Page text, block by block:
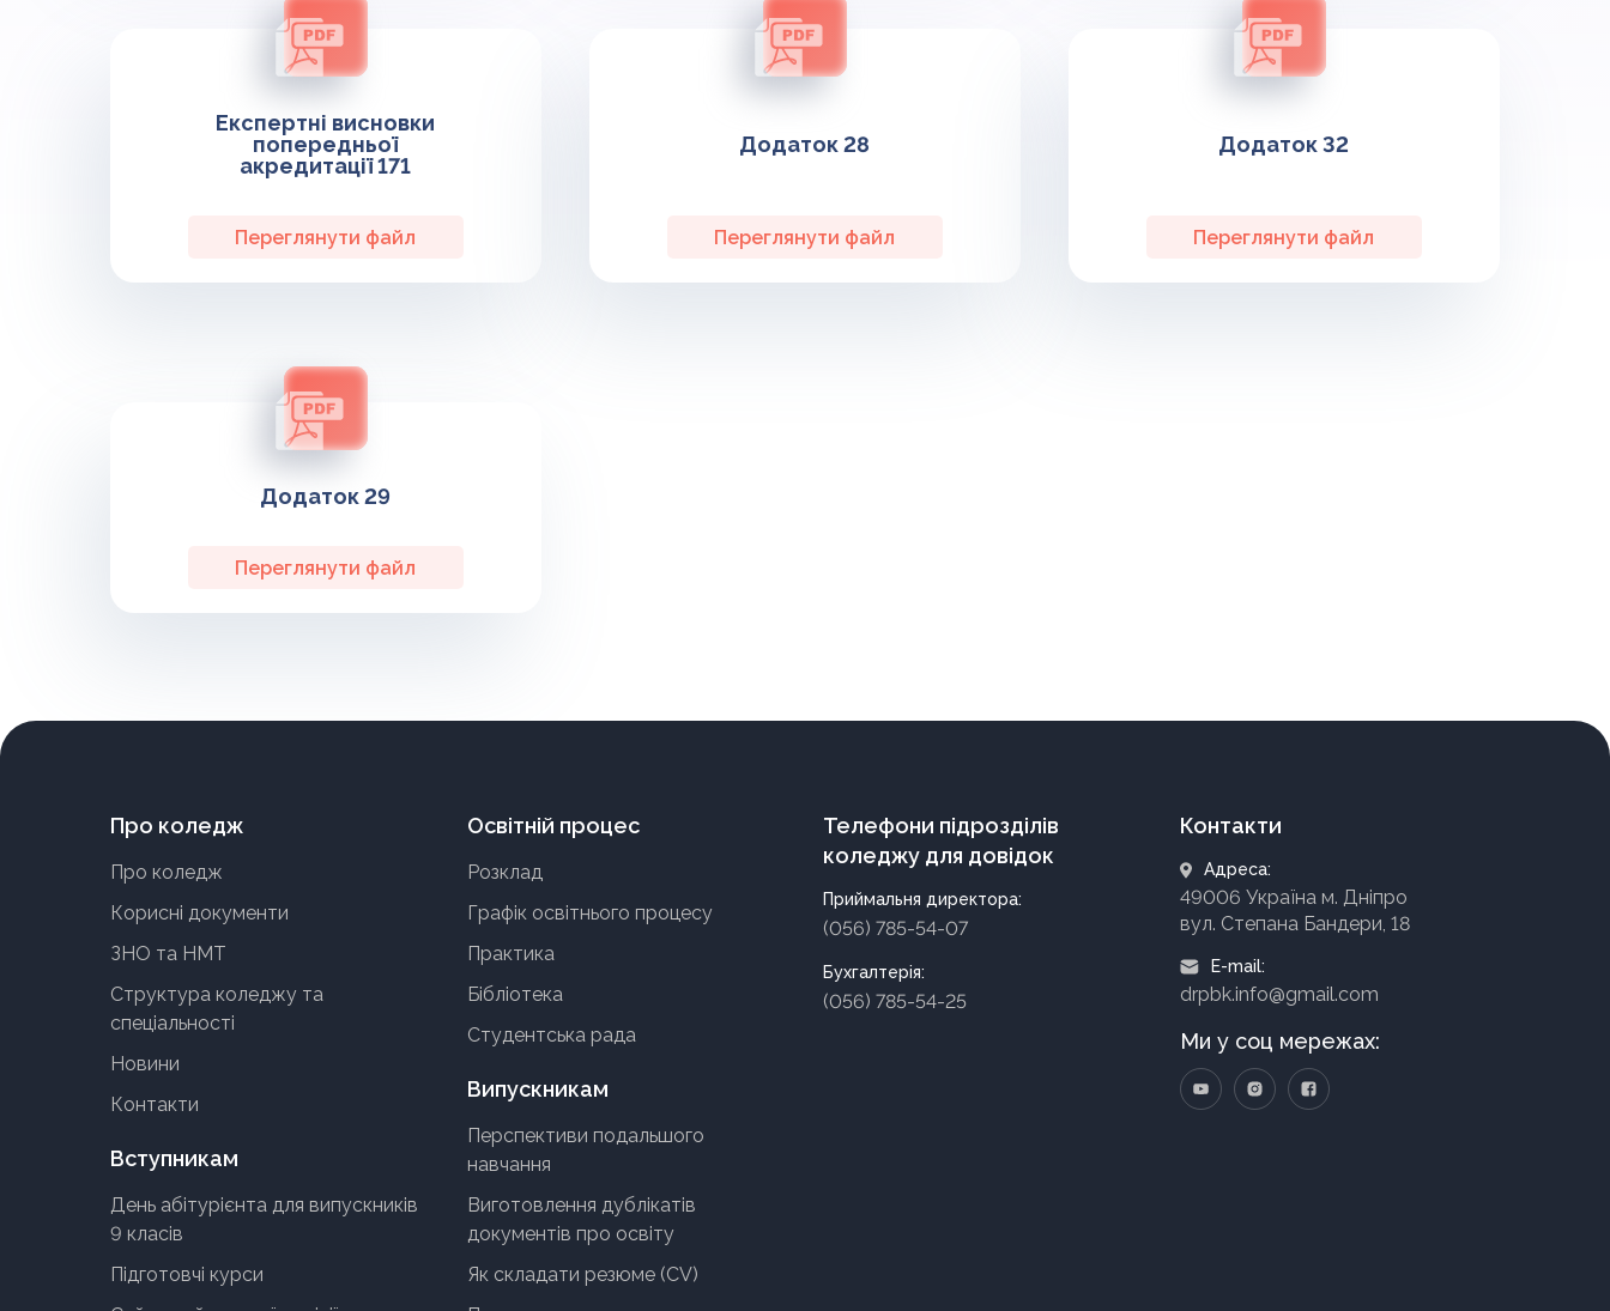
Експертні висновки
попередньої
акредитації 171
Переглянути файл
Додаток 28
Переглянути файл
Додаток 32
Переглянути файл
Додаток 29
Переглянути файл
Про коледж
Про коледж
Корисні документи
ЗНО та НМТ
Структура коледжу та
спеціальності
Новини
Контакти
Вступникам
День абітурієнта для випускників
9 класів
Підготовчі курси
Освітній процес
Розклад
Графік освітнього процесу
Практика
Бібліотека
Студентська рада
Випускникам
Перспективи подальшого
навчання
Виготовлення дублікатів
документів про освіту
Як складати резюме (CV)
Телефони підрозділів
коледжу для довідок
Приймальня директора:
(056) 785-54-07
Бухгалтерія:
(056) 785-54-25
Контакти
Адреса:
49006 Україна м. Дніпро
вул. Степана Бандери, 18
E-mail:
drpbk.info@gmail.com
Ми у соц мережах: